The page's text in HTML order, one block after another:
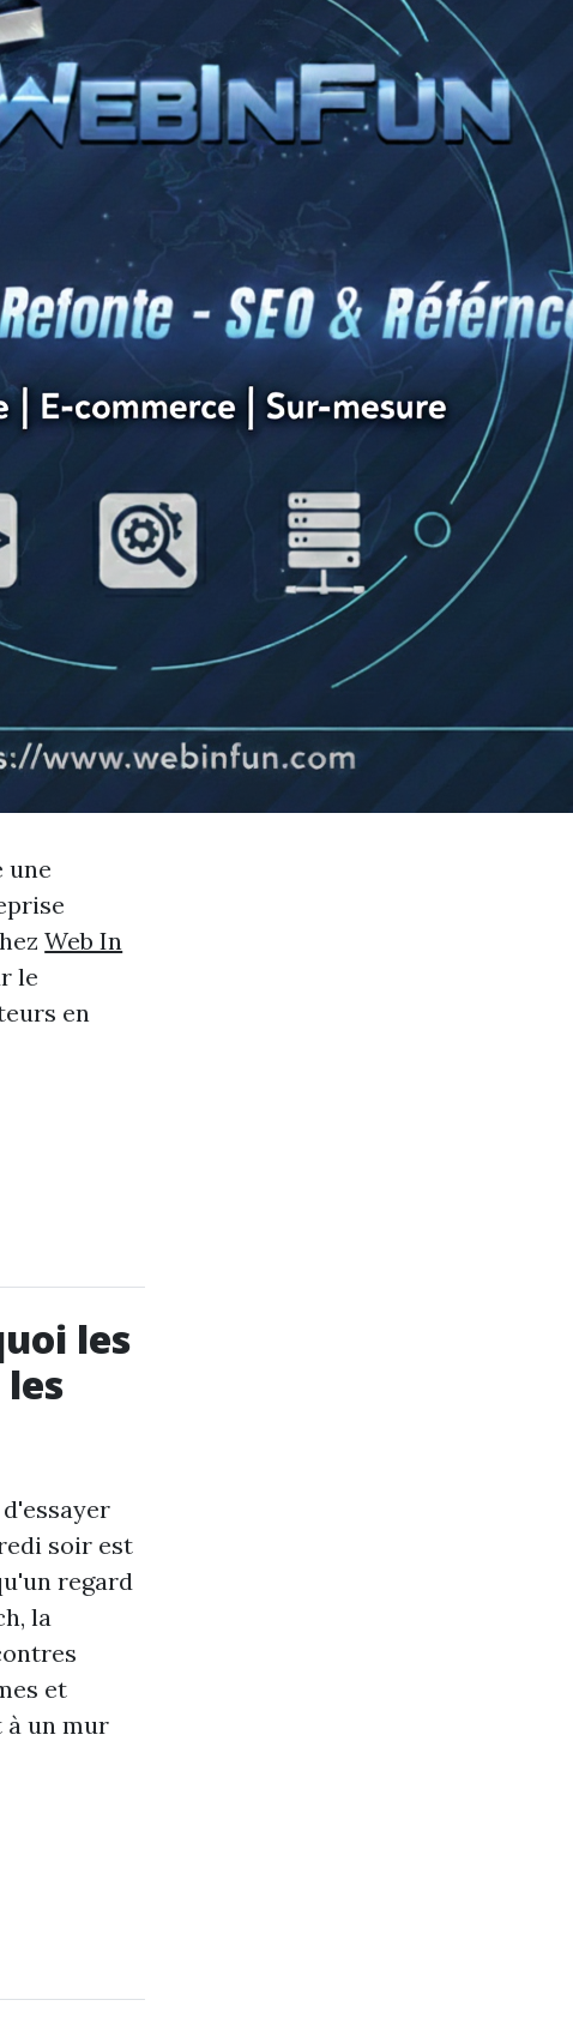
une
Web In
le
en
les
soir est
regard
la
et
à un mur